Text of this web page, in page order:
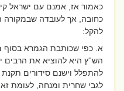
כאמור אז, אמנם עם ישראל
כחובה, אך לעובדה שבמקורה
להקל:
א. כפי שכותבת הגמרא בסוף
הש''ץ היא להוציא את הרבים
להתפלל וישנם סידורים תקנת
לגבי שחרית ומנחה, לעומת